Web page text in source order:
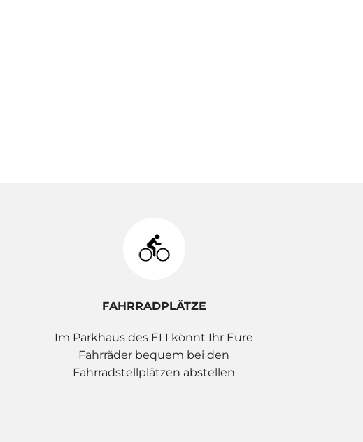
FAHRRADPLÄTZE
Im Parkhaus des ELI könnt Ihr Eure
Fahrräder bequem bei den
Fahrradstellplätzen abstellen